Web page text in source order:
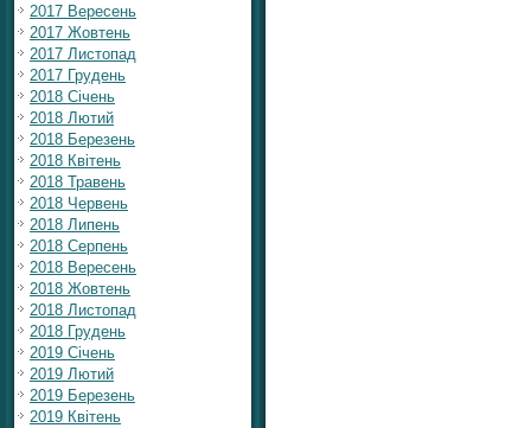
2017 Вересень
2017 Жовтень
2017 Листопад
2017 Грудень
2018 Січень
2018 Лютий
2018 Березень
2018 Квітень
2018 Травень
2018 Червень
2018 Липень
2018 Серпень
2018 Вересень
2018 Жовтень
2018 Листопад
2018 Грудень
2019 Січень
2019 Лютий
2019 Березень
2019 Квітень